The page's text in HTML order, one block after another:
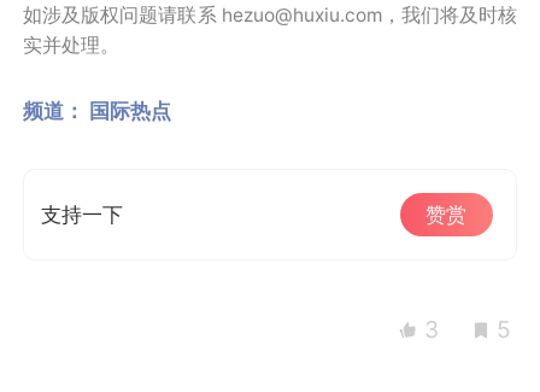
如涉及版权问题请联系 hezuo@huxiu.com，我们将及时核
实并处理。
频道： 国际热点
支持一下 赞赏
3 5